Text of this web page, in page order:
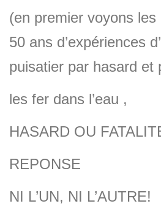
(en premier voyons
50 ans d’expériences
puisatier par hasard et
les fer dans l’eau ,
HASARD OU
REPONSE
NI L’UN, NI L’AUTRE!